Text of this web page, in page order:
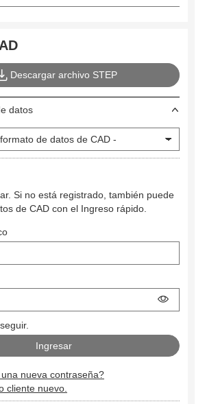
Descargar archivo STEP
datos
Si no está registrado, también puede
de CAD con el Ingreso rápido.
nueva contraseña?
cliente nuevo.